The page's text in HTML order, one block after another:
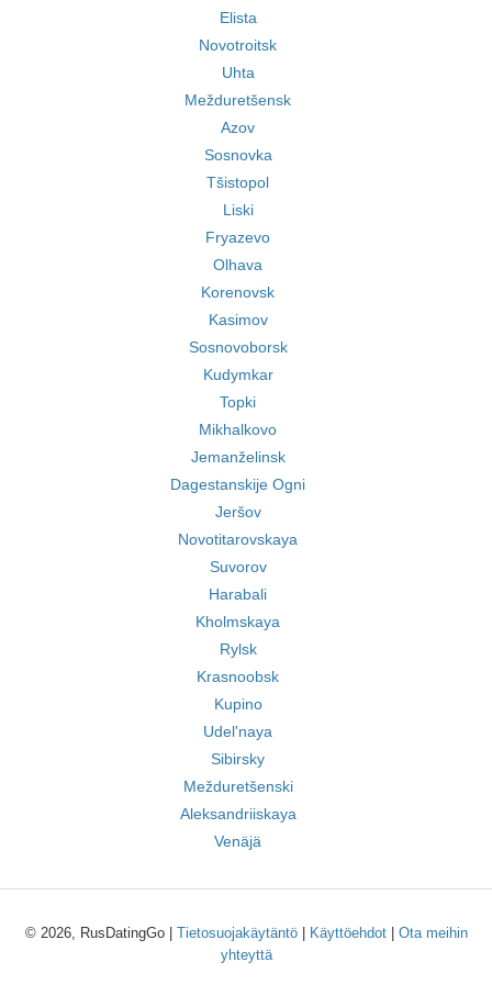
Elista
Novotroitsk
Uhta
Mežduretšensk
Azov
Sosnovka
Tšistopol
Liski
Fryazevo
Olhava
Korenovsk
Kasimov
Sosnovoborsk
Kudymkar
Topki
Mikhalkovo
Jemanželinsk
Dagestanskije Ogni
Jeršov
Novotitarovskaya
Suvorov
Harabali
Kholmskaya
Rylsk
Krasnoobsk
Kupino
Udel'naya
Sibirsky
Mežduretšenski
Aleksandriiskaya
Venäjä
© 2026, RusDatingGo | Tietosuojakäytäntö| Käyttöehdot| Ota meihin
yhteyttä